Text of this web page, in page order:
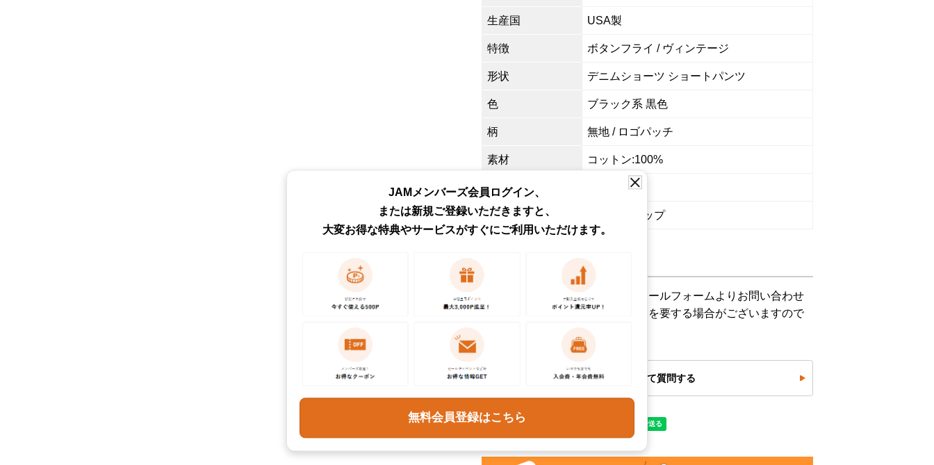
生産国 USA製
特徴 ボタンフライ / ヴィンテージ
形状 デニムショーツ ショートパンツ
色 ブラック系 黒色
柄 無地 / ロゴパッチ
素材 コットン:100%
商品番号 eaa646988
取扱店 ネットショップ
この商品に関するご質問は下記メールフォームよりお問い合わせ
ください。各種ご対応にはお時間を要する場合がございますので
商品について質問する
JAMメンバーズ会員ログイン、
または新規ご登録いただきますと、
大変お得な特典やサービスがすぐにご利用いただけます。
無料会員登録はこちら